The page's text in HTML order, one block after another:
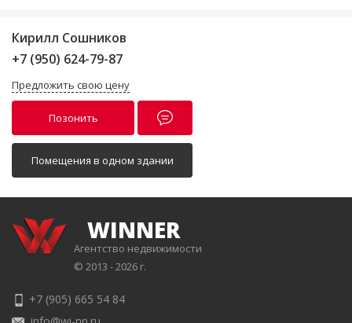
Кирилл Сошников
+7 (950) 624-79-87
Предложить свою цену
Позонить
Помещения в одном здании
WINNER
Агентство недвижимости
© 2013 - 2026 г.
+7 (905) 665 54 84